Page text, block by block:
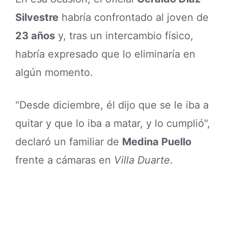
Silvestre habría confrontado al joven de
23 años y, tras un intercambio físico,
habría expresado que lo eliminaría en
algún momento.
"Desde diciembre, él dijo que se le iba a
quitar y que lo iba a matar, y lo cumplió",
declaró un familiar de Medina Puello
frente a cámaras en Villa Duarte.